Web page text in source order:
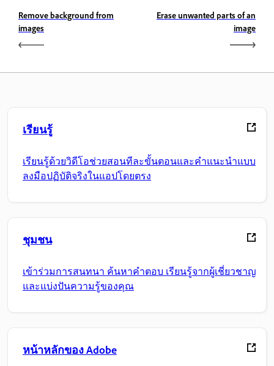
Remove background from
images
Erase unwanted parts of an
image
เรียนรู้
เรียนรู้ด้วยวิดีโอช่วยสอนทีละขั้นตอนและคำแนะนำแบบ
ลงมือปฏิบัติจริงในแอปโดยตรง
ชุมชน
เข้าร่วมการสนทนา ค้นหาคำตอบ เรียนรู้จากผู้เชี่ยวชาญ
และแบ่งปันความรู้ของคุณ
หน้าหลักของ Adobe